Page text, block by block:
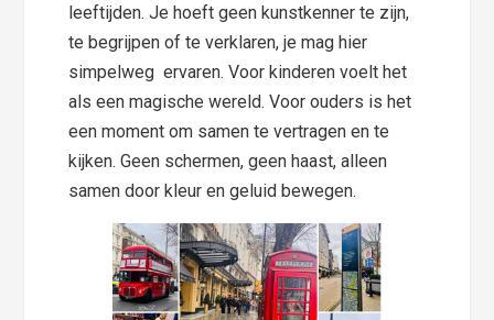
leeftijden. Je hoeft geen kunstkenner te zijn,
te begrijpen of te verklaren, je mag hier
simpelweg ervaren. Voor kinderen voelt het
als een magische wereld. Voor ouders is het
een moment om samen te vertragen en te
kijken. Geen schermen, geen haast, alleen
samen door kleur en geluid bewegen.